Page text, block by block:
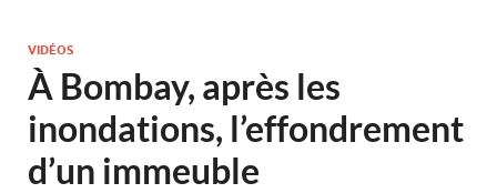
VIDÉOS
À Bombay, après les
inondations, l’effondrement
d’un immeuble